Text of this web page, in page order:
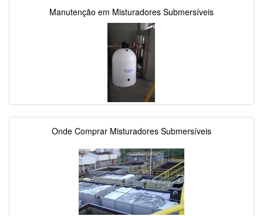
Manutenção em Misturadores Submersíveis
Onde Comprar Misturadores Submersíveis